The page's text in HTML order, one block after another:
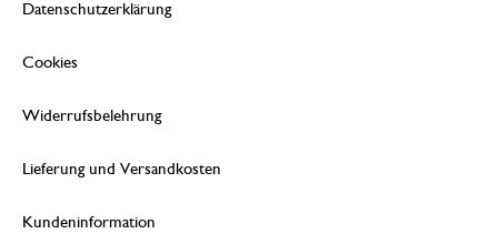
Datenschutzerklärung
Cookies
Widerrufsbelehrung
Lieferung und Versandkosten
Kundeninformation